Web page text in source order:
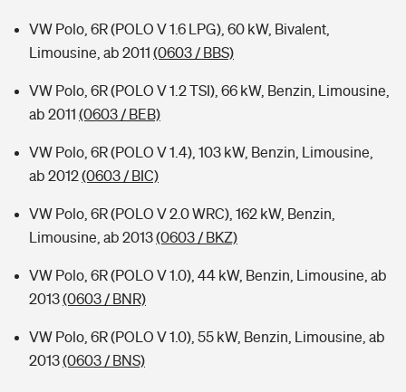
VW Polo, 6R (POLO V 1.6 LPG), 60 kW, Bivalent,
Limousine, ab 2011 (0603 / BBS)
VW Polo, 6R (POLO V 1.2 TSI), 66 kW, Benzin, Limousine,
ab 2011 (0603 / BEB)
VW Polo, 6R (POLO V 1.4), 103 kW, Benzin, Limousine,
ab 2012(0603 / BIC)
VW Polo, 6R (POLO V 2.0 WRC), 162 kW, Benzin,
Limousine, ab 2013(0603 / BKZ)
VW Polo, 6R (POLO V 1.0), 44 kW, Benzin, Limousine, ab
2013(0603 / BNR)
VW Polo, 6R (POLO V 1.0), 55 kW, Benzin, Limousine, ab
2013(0603 / BNS)